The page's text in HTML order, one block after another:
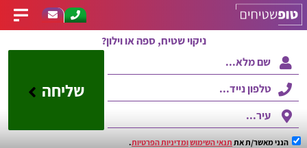
ניקוי שטיח, ספה או וילון?
שליחה
הנני מאשר/ת את תנאי השימושומדיניות הפרטיות.